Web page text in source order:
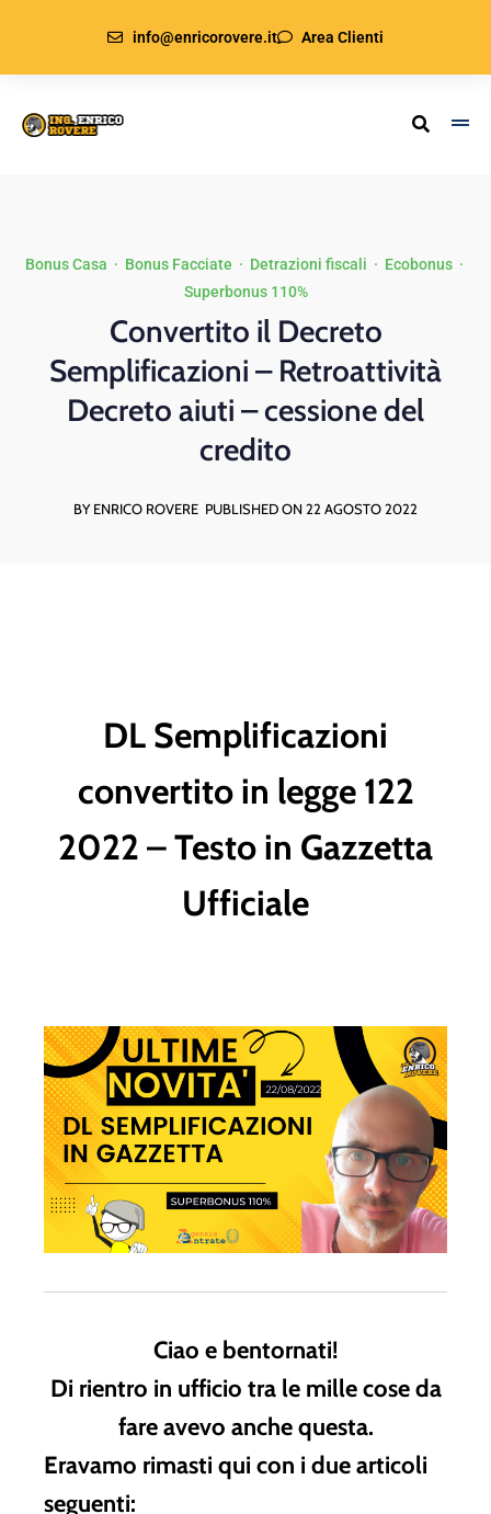
info@enricorovere.it Area Clienti
Bonus Casa · Bonus Facciate · Detrazioni fiscali · Ecobonus·
Superbonus 110%
Convertito il Decreto
Semplificazioni – Retroattività
Decreto aiuti – cessione del
credito
BY ENRICO ROVERE PUBLISHED ON 22 AGOSTO 2022
DL Semplificazioni
convertito in legge 122
2022 – Testo in Gazzetta
Ufficiale
Ciao e bentornati!
Di rientro in ufficio tra le mille cose da
fare avevo anche questa.
Eravamo rimasti qui con i due articoli
seguenti: